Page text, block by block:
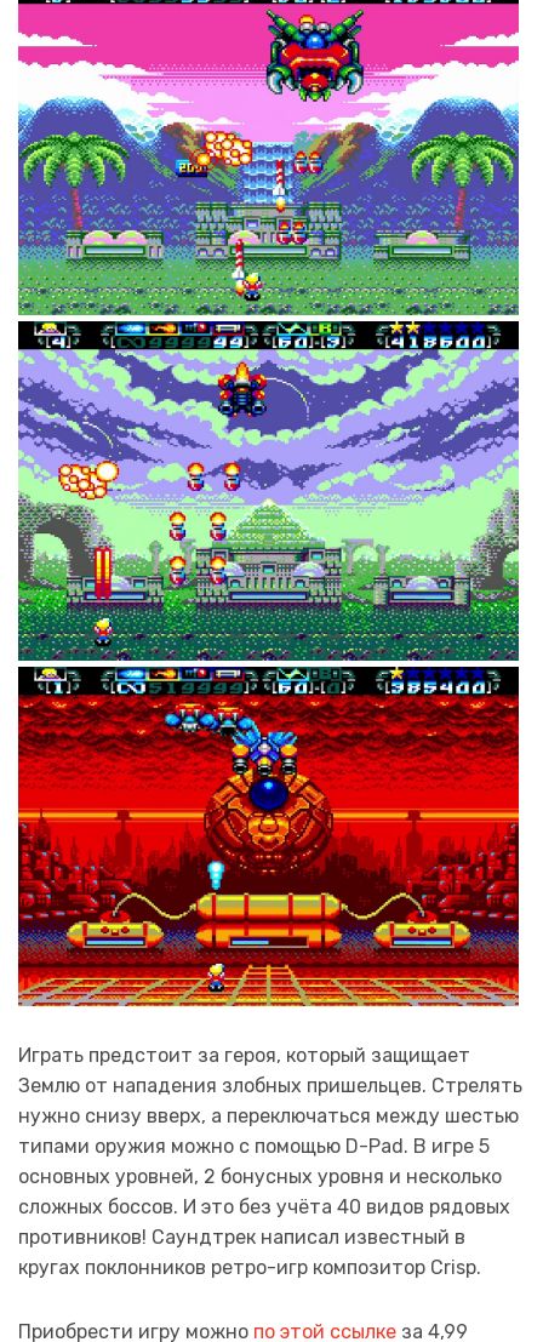
Играть предстоит за героя, который защищает
Землю от нападения злобных пришельцев. Стрелять
нужно снизу вверх, а переключаться между шестью
типами оружия можно с помощью D-Pad. В игре 5
основных уровней, 2 бонусных уровня и несколько
сложных боссов. И это без учёта 40 видов рядовых
противников! Саундтрек написал известный в
кругах поклонников ретро-игр композитор Crisp.
Приобрести игру можно по этой ссылке за 4,99